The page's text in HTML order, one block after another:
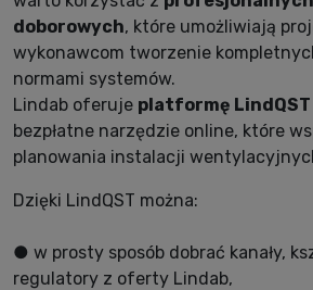
doborowych, które umożliwiają
wykonawcom tworzenie
normami systemów.
Lindab oferuje platformę LindQST
bezpłatne narzędzie online, które
planowania instalacji
Dzięki LindQST można:
● w prosty sposób dobrać kanały,
regulatory z oferty Lindab,